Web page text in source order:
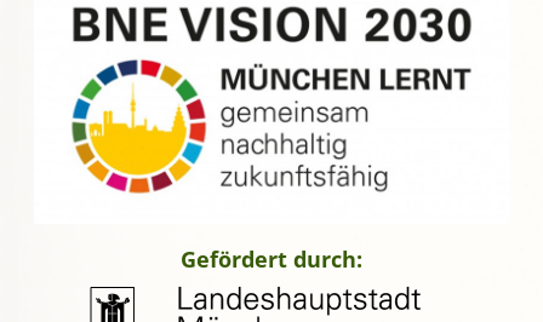
Gefördert durch: